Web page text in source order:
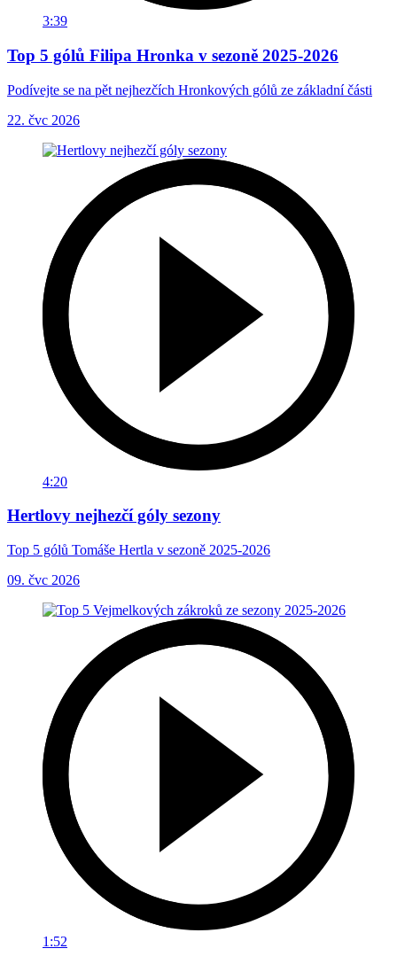
3:39
Top 5 gólů Filipa Hronka v sezoně 2025-2026
Podívejte se na pět nejhezčích Hronkových gólů ze základní části
22. čvc 2026
4:20
Hertlovy nejhezčí góly sezony
Top 5 gólů Tomáše Hertla v sezoně 2025-2026
09. čvc 2026
1:52